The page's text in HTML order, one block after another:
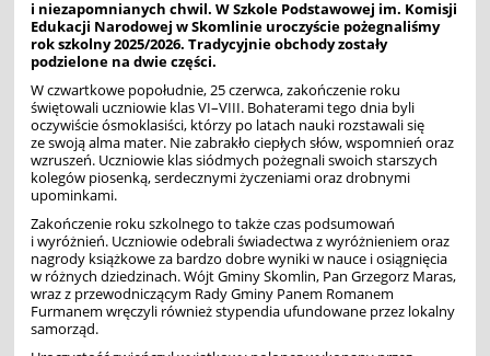
i niezapomnianych chwil. W Szkole Podstawowej im. Komisji
Edukacji Narodowej w Skomlinie uroczyście pożegnaliśmy
rok szkolny 2025/2026. Tradycyjnie obchody zostały
podzielone na dwie części.
W czwartkowe popołudnie, 25 czerwca, zakończenie roku
świętowali uczniowie klas VI–VIII. Bohaterami tego dnia byli
oczywiście ósmoklasiści, którzy po latach nauki rozstawali się
ze swoją alma mater. Nie zabrakło ciepłych słów, wspomnień oraz
wzruszeń. Uczniowie klas siódmych pożegnali swoich starszych
kolegów piosenką, serdecznymi życzeniami oraz drobnymi
upominkami.
Zakończenie roku szkolnego to także czas podsumowań
i wyróżnień. Uczniowie odebrali świadectwa z wyróżnieniem oraz
nagrody książkowe za bardzo dobre wyniki w nauce i osiągnięcia
w różnych dziedzinach. Wójt Gminy Skomlin, Pan Grzegorz Maras,
wraz z przewodniczącym Rady Gminy Panem Romanem
Furmanem wręczyli również stypendia ufundowane przez lokalny
samorząd.